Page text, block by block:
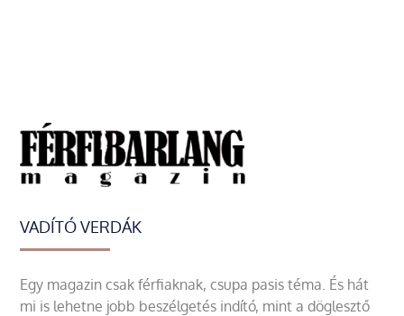
VADÍTÓ VERDÁK
Egy magazin csak férfiaknak, csupa pasis téma. És hát
mi is lehetne jobb beszélgetés indító, mint a döglesztő